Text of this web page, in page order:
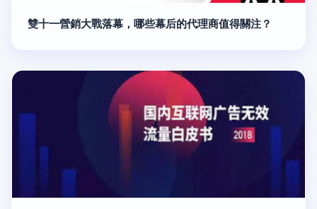
雙十一營銷大戰落幕，哪些幕后的代理商值得關注？